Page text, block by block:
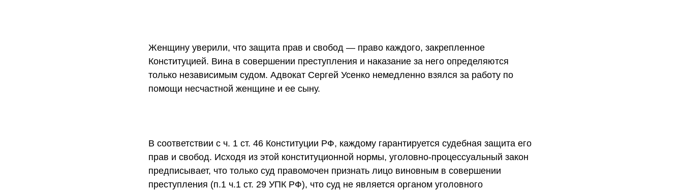
Женщину уверили, что защита прав и свобод — право каждого, закрепленное
Конституцией. Вина в совершении преступления и наказание за него определяются
только независимым судом. Адвокат Сергей Усенко немедленно взялся за работу по
помощи несчастной женщине и ее сыну.
В соответствии с ч. 1 ст. 46 Конституции РФ, каждому гарантируется судебная защита его
прав и свобод. Исходя из этой конституционной нормы, уголовно-процессуальный закон
предписывает, что только суд правомочен признать лицо виновным в совершении
преступления (п.1 ч.1 ст. 29 УПК РФ), что суд не является органом уголовного